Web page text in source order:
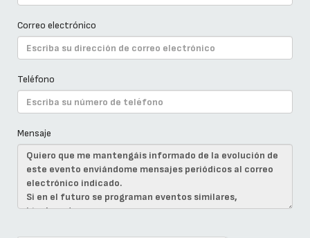
Correo electrónico
Teléfono
Mensaje